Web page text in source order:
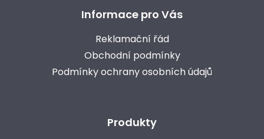
Informace pro Vás
Reklamační řád
Obchodní podmínky
Podmínky ochrany osobních údajů
Produkty